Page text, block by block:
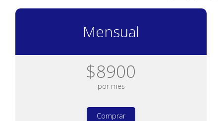
Mensual
$8900
por mes
Comprar